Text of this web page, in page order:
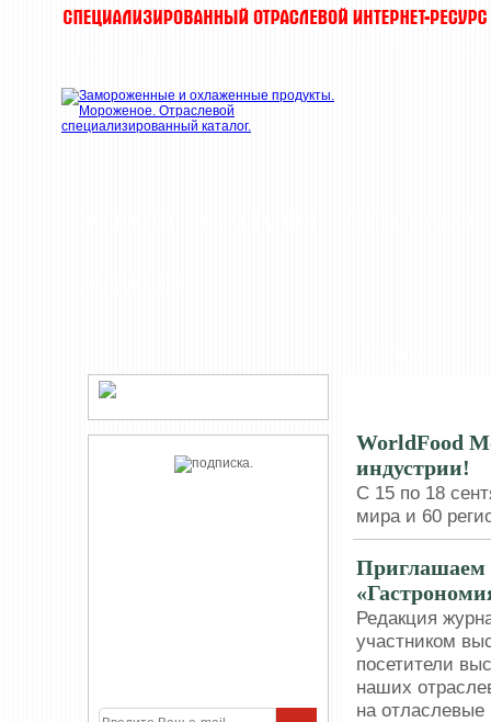
WorldFood
индустрии!
С 15 по 18
мира и 60
Приглашаем
Редакция
участником
посетители
наших
на